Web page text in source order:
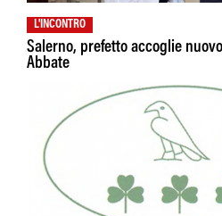
L'INCONTRO
Salerno, prefetto accoglie
Abbate